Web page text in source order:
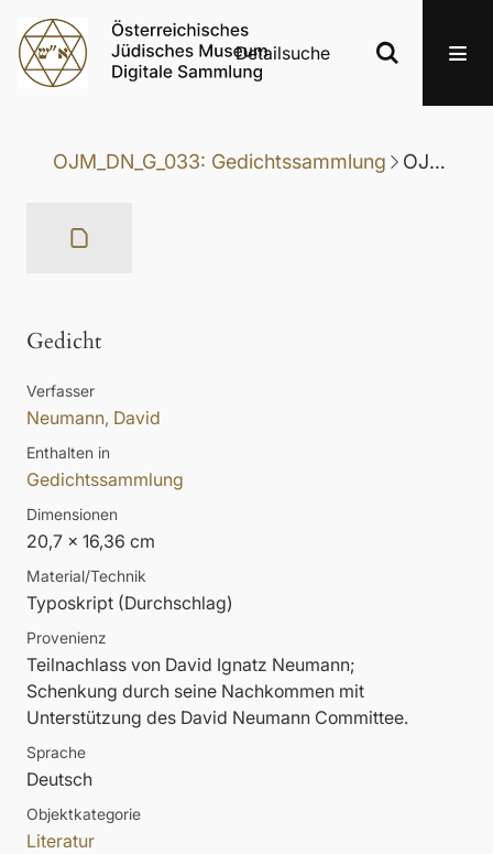
Detailsuche
OJM_DN_G_033: Gedichtssammlung OJM_DN_G_033-010: Gedicht
Gedicht
Verfasser
Neumann, David
Enthalten in
Gedichtssammlung
Dimensionen
20,7 x 16,36 cm
Material/Technik
Typoskript (Durchschlag)
Provenienz
Teilnachlass von David Ignatz Neumann;
Schenkung durch seine Nachkommen mit
Unterstützung des David Neumann Committee.
Sprache
Deutsch
Objektkategorie
Literatur